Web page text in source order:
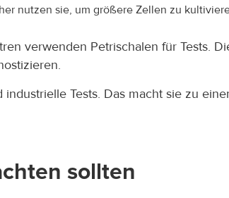
nutzen sie, um größere Zellen zu
verwenden Petrischalen für Tests.
Tests. Das macht sie zu
sollten